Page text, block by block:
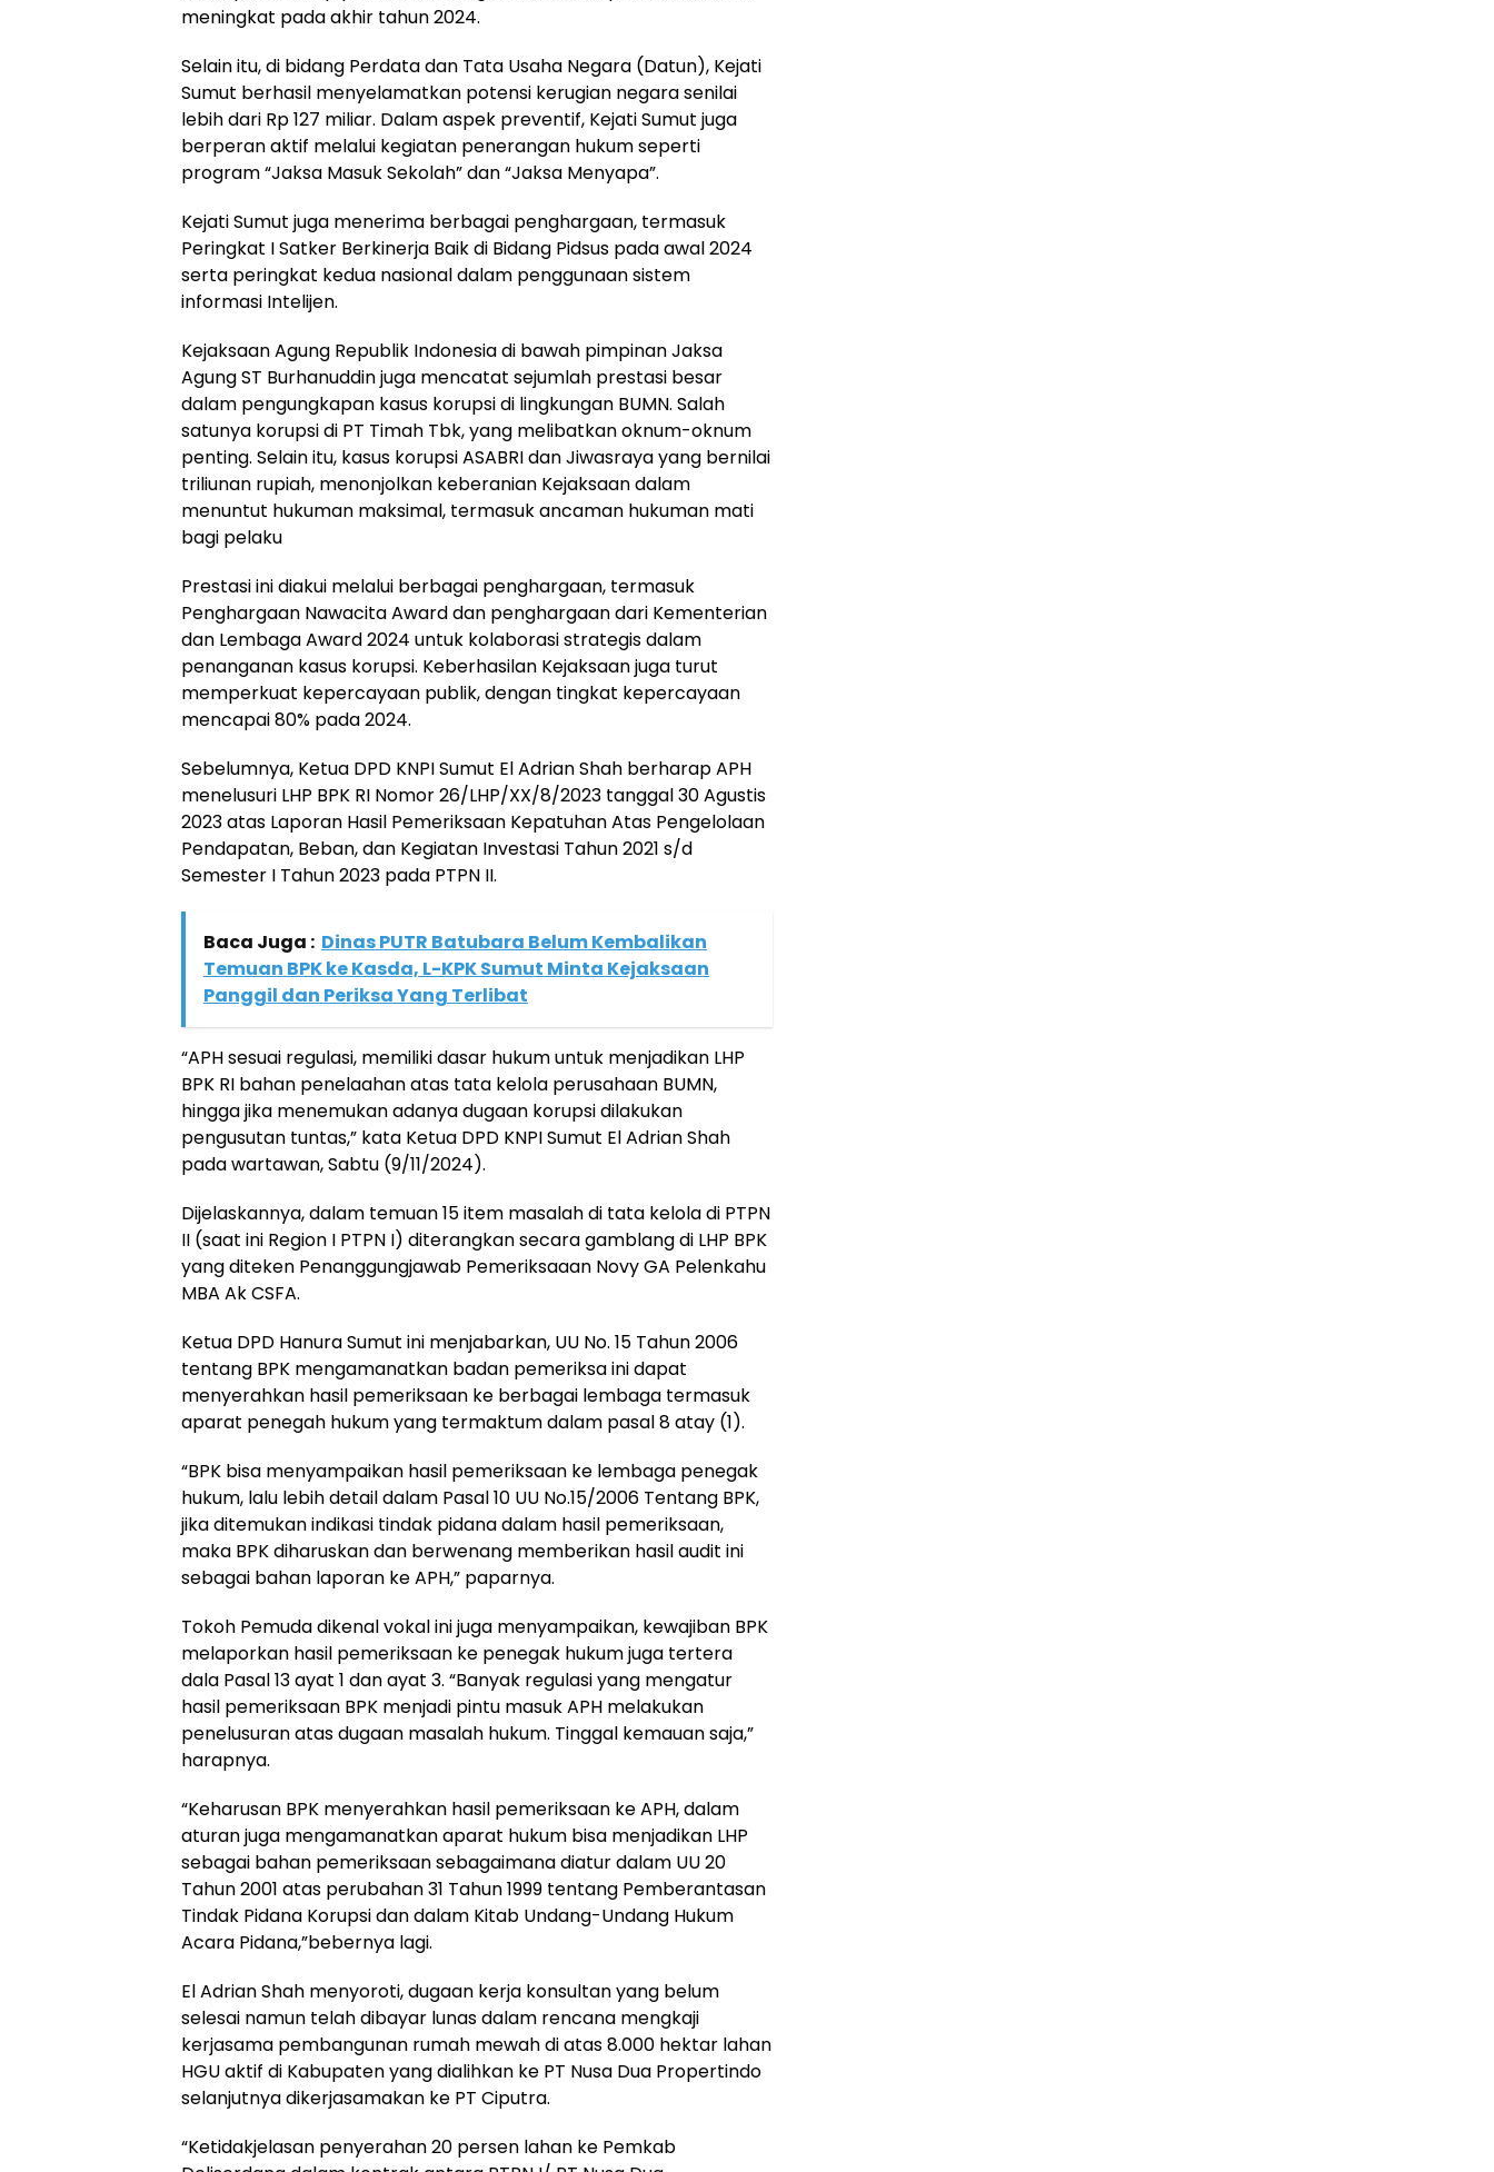
meningkat pada akhir tahun 2024.
Selain itu, di bidang Perdata dan Tata Usaha Negara (Datun), Kejati
Sumut berhasil menyelamatkan potensi kerugian negara senilai
lebih dari Rp 127 miliar. Dalam aspek preventif, Kejati Sumut juga
berperan aktif melalui kegiatan penerangan hukum seperti
program “Jaksa Masuk Sekolah” dan “Jaksa Menyapa”.
Kejati Sumut juga menerima berbagai penghargaan, termasuk
Peringkat I Satker Berkinerja Baik di Bidang Pidsus pada awal 2024
serta peringkat kedua nasional dalam penggunaan sistem
informasi Intelijen.
Kejaksaan Agung Republik Indonesia di bawah pimpinan Jaksa
Agung ST Burhanuddin juga mencatat sejumlah prestasi besar
dalam pengungkapan kasus korupsi di lingkungan BUMN. Salah
satunya korupsi di PT Timah Tbk, yang melibatkan oknum-oknum
penting. Selain itu, kasus korupsi ASABRI dan Jiwasraya yang bernilai
triliunan rupiah, menonjolkan keberanian Kejaksaan dalam
menuntut hukuman maksimal, termasuk ancaman hukuman mati
bagi pelaku
Prestasi ini diakui melalui berbagai penghargaan, termasuk
Penghargaan Nawacita Award dan penghargaan dari Kementerian
dan Lembaga Award 2024 untuk kolaborasi strategis dalam
penanganan kasus korupsi. Keberhasilan Kejaksaan juga turut
memperkuat kepercayaan publik, dengan tingkat kepercayaan
mencapai 80% pada 2024.
Sebelumnya, Ketua DPD KNPI Sumut El Adrian Shah berharap APH
menelusuri LHP BPK RI Nomor 26/LHP/XX/8/2023 tanggal 30 Agustis
2023 atas Laporan Hasil Pemeriksaan Kepatuhan Atas Pengelolaan
Pendapatan, Beban, dan Kegiatan Investasi Tahun 2021 s/d
Semester I Tahun 2023 pada PTPN II.
Baca Juga : Dinas PUTR Batubara Belum Kembalikan
Temuan BPK ke Kasda, L-KPK Sumut Minta Kejaksaan
Panggil dan Periksa Yang Terlibat
“APH sesuai regulasi, memiliki dasar hukum untuk menjadikan LHP
BPK RI bahan penelaahan atas tata kelola perusahaan BUMN,
hingga jika menemukan adanya dugaan korupsi dilakukan
pengusutan tuntas,” kata Ketua DPD KNPI Sumut El Adrian Shah
pada wartawan, Sabtu (9/11/2024).
Dijelaskannya, dalam temuan 15 item masalah di tata kelola di PTPN
II (saat ini Region I PTPN I) diterangkan secara gamblang di LHP BPK
yang diteken Penanggungjawab Pemeriksaaan Novy GA Pelenkahu
MBA Ak CSFA.
Ketua DPD Hanura Sumut ini menjabarkan, UU No. 15 Tahun 2006
tentang BPK mengamanatkan badan pemeriksa ini dapat
menyerahkan hasil pemeriksaan ke berbagai lembaga termasuk
aparat penegah hukum yang termaktum dalam pasal 8 atay (1).
“BPK bisa menyampaikan hasil pemeriksaan ke lembaga penegak
hukum, lalu lebih detail dalam Pasal 10 UU No.15/2006 Tentang BPK,
jika ditemukan indikasi tindak pidana dalam hasil pemeriksaan,
maka BPK diharuskan dan berwenang memberikan hasil audit ini
sebagai bahan laporan ke APH,” paparnya.
Tokoh Pemuda dikenal vokal ini juga menyampaikan, kewajiban BPK
melaporkan hasil pemeriksaan ke penegak hukum juga tertera
dala Pasal 13 ayat 1 dan ayat 3. “Banyak regulasi yang mengatur
hasil pemeriksaan BPK menjadi pintu masuk APH melakukan
penelusuran atas dugaan masalah hukum. Tinggal kemauan saja,”
harapnya.
“Keharusan BPK menyerahkan hasil pemeriksaan ke APH, dalam
aturan juga mengamanatkan aparat hukum bisa menjadikan LHP
sebagai bahan pemeriksaan sebagaimana diatur dalam UU 20
Tahun 2001 atas perubahan 31 Tahun 1999 tentang Pemberantasan
Tindak Pidana Korupsi dan dalam Kitab Undang-Undang Hukum
Acara Pidana,”bebernya lagi.
El Adrian Shah menyoroti, dugaan kerja konsultan yang belum
selesai namun telah dibayar lunas dalam rencana mengkaji
kerjasama pembangunan rumah mewah di atas 8.000 hektar lahan
HGU aktif di Kabupaten yang dialihkan ke PT Nusa Dua Propertindo
selanjutnya dikerjasamakan ke PT Ciputra.
“Ketidakjelasan penyerahan 20 persen lahan ke Pemkab